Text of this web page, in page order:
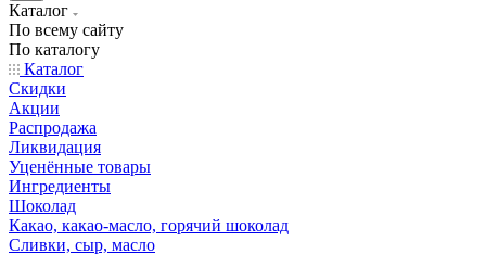
Каталог
По всему сайту
По каталогу
Каталог
Скидки
Акции
Распродажа
Ликвидация
Уценённые товары
Ингредиенты
Шоколад
Какао, какао-масло, горячий шоколад
Сливки, сыр, масло